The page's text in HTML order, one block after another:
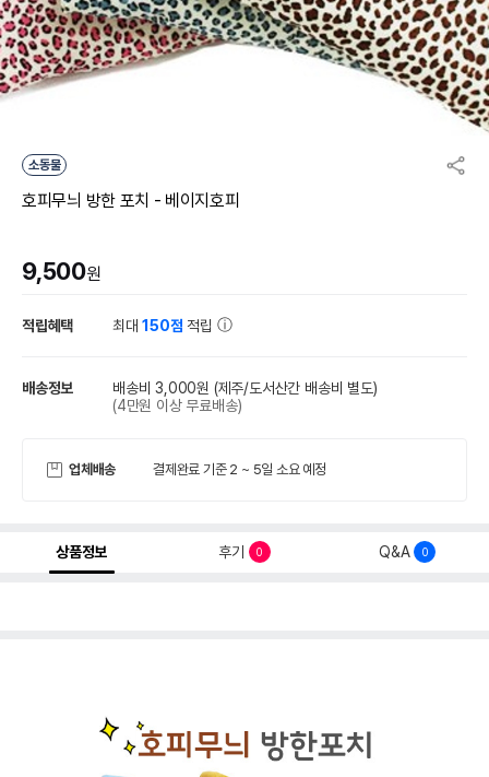
소동물
호피무늬 방한 포치 - 베이지호피
9,500원
적립혜택 최대150점 적립
배송정보 배송비 3,000원 (제주/도서산간 배송비 별도)
(4만원 이상 무료배송)
업체배송 결제완료 기준 2 ~ 5일 소요 예정
상품정보 후기 0 Q&A 0